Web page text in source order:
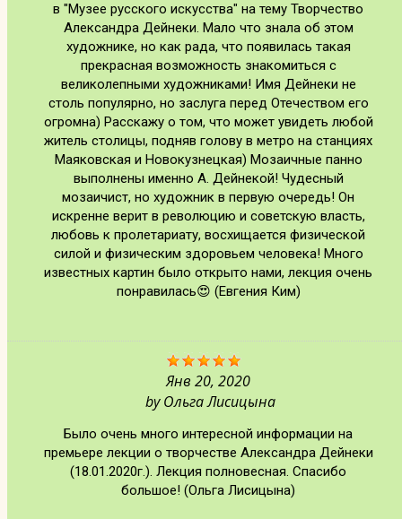
в "Музее русского искусства" на тему Творчество
Александра Дейнеки. Мало что знала об этом
художнике, но как рада, что появилась такая
прекрасная возможность знакомиться с
великолепными художниками! Имя Дейнеки не
столь популярно, но заслуга перед Отечеством его
огромна) Расскажу о том, что может увидеть любой
житель столицы, подняв голову в метро на станциях
Маяковская и Новокузнецкая) Мозаичные панно
выполнены именно А. Дейнекой! Чудесный
мозаичист, но художник в первую очередь! Он
искренне верит в революцию и советскую власть,
любовь к пролетариату, восхищается физической
силой и физическим здоровьем человека! Много
известных картин было открыто нами, лекция очень
понравилась😍 (Евгения Ким)
Янв 20, 2020
byОльга Лисицына
Было очень много интересной информации на
премьере лекции о творчестве Александра Дейнеки
(18.01.2020г.). Лекция полновесная. Спасибо
большое! (Ольга Лисицына)